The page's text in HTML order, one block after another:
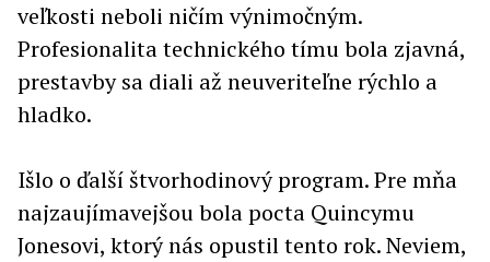
veľkosti neboli ničím výnimočným.
Profesionalita technického tímu bola zjavná,
prestavby sa diali až neuveriteľne rýchlo a
hladko.
Išlo o ďalší štvorhodinový program. Pre mňa
najzaujímavejšou bola pocta Quincymu
Jonesovi, ktorý nás opustil tento rok. Neviem,